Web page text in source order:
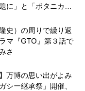
に」と「ボタニカル
招待
史）の周りで繰り返
マ『GTO』第３話で
さ
万博の思い出がよみ
シー継承祭」開催、